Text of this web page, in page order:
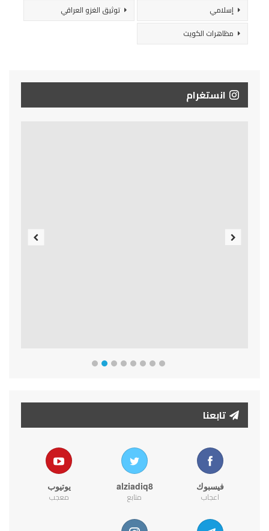
إسلامي
توثيق الغزو العراقي
مظاهرات الكويت
انستغرام
تابعنا
فيسبوك
اعجاب
alziadiq8
متابع
يوتيوب
معجب